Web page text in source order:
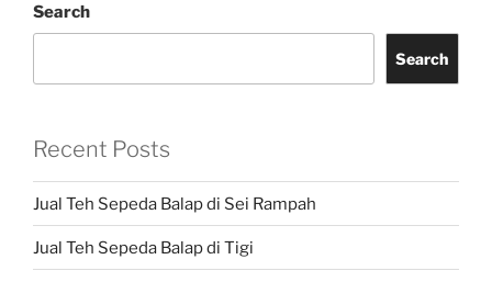
Search
Search
Recent Posts
Jual Teh Sepeda Balap di Sei Rampah
Jual Teh Sepeda Balap di Tigi